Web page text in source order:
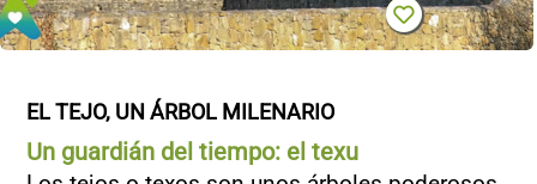
EL TEJO, UN ÁRBOL MILENARIO
Un guardián del tiempo: el texu